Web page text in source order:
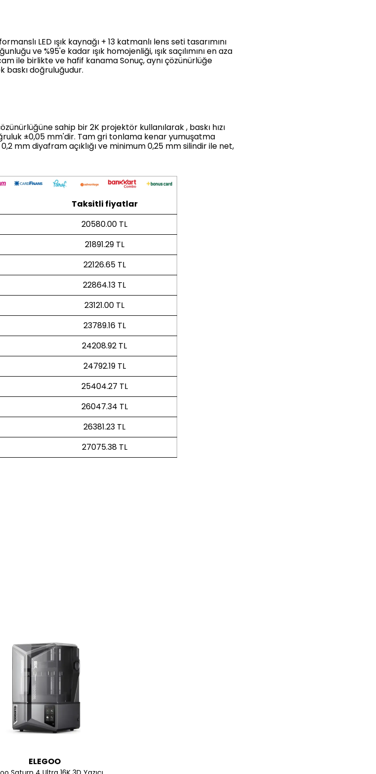
LED ışık kaynağı + 13 katmanlı lens seti tasarımını
ve %95'e kadar ışık homojenliği, ışık saçılımını en aza
ile birlikte ve hafif kanamaSonuç, aynı çözünürlüğe
baskı doğruluğudur.
sahip bir 2K projektör kullanılarak, baskı hızı
±0,05 mm'dir. Tam gri tonlama kenar yumuşatma
mm diyafram açıklığı ve minimum 0,25 mm silindir ile net,
Taksitli fiyatlar
20580.00 TL
21891.29 TL
22126.65 TL
22864.13 TL
23121.00 TL
23789.16 TL
24208.92 TL
24792.19 TL
25404.27 TL
26047.34 TL
26381.23 TL
27075.38 TL
ELEGOO